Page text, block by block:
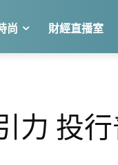
尚 財經直播室
力 投